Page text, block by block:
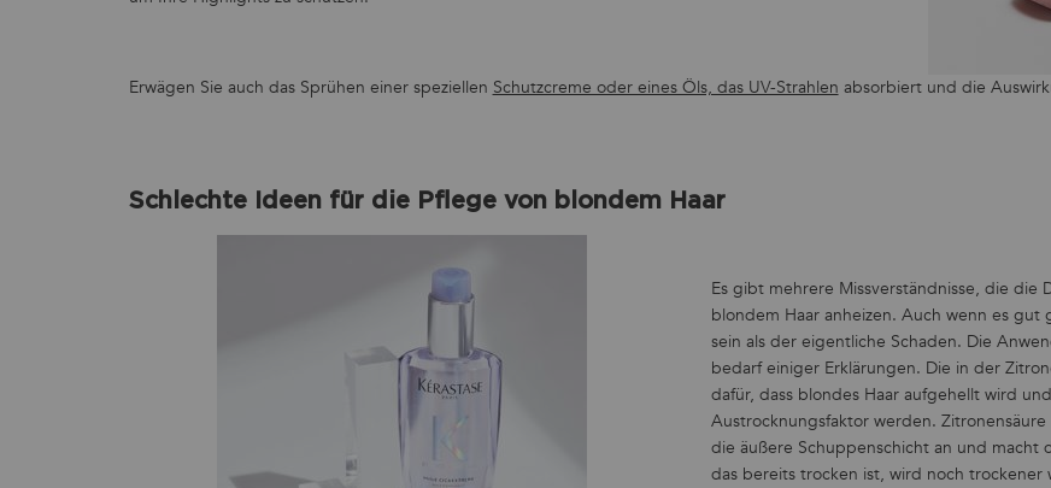
Erwägen Sie auch das Sprühen einer speziellen Schutzcreme oder eines Öls, das UV-Strahlen absorbiert und die
Schlechte Ideen für die Pflege von blondem Haar
Es gibt mehrere Missverständnisse, die
blondem Haar anheizen. Auch wenn es
sein als der eigentliche Schaden. Die
bedarf einiger Erklärungen. Die in der
dafür, dass blondes Haar aufgehellt wird
Austrocknungsfaktor werden.
die äußere Schuppenschicht an und macht
das bereits trocken ist, wird noch